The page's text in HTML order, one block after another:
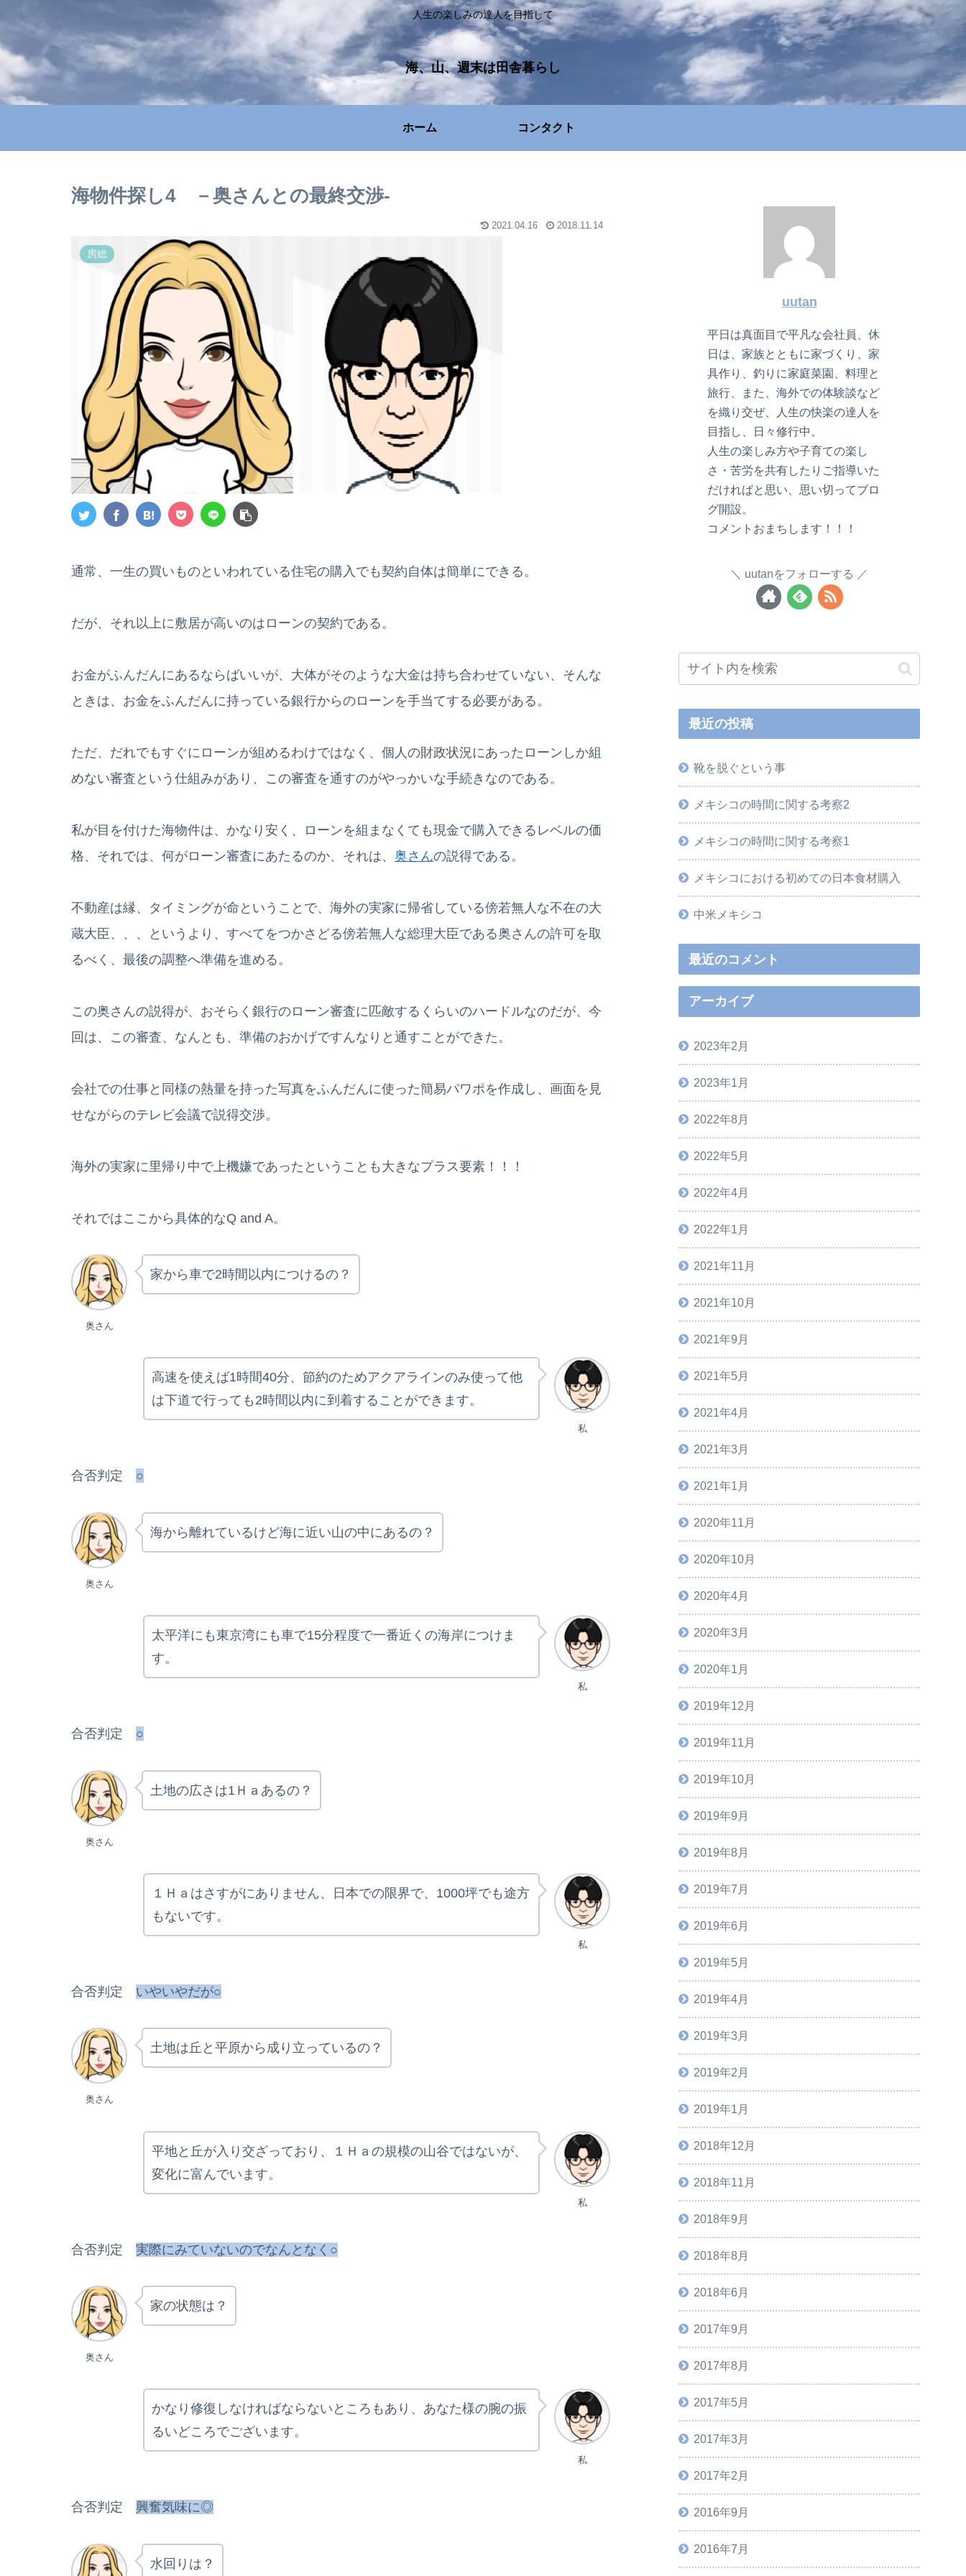
人生の楽しみの達人を目指して
海、山、週末は田舎暮らし
ホーム コンタクト
海物件探し4 －奥さんとの最終交渉‐
2021.04.16 2018.11.14
房総
通常、一生の買いものといわれている住宅の購入でも契約自体は簡単にできる。
だが、それ以上に敷居が高いのはローンの契約である。
お金がふんだんにあるならばいいが、大体がそのような大金は持ち合わせていない、そんな
ときは、お金をふんだんに持っている銀行からのローンを手当てする必要がある。
ただ、だれでもすぐにローンが組めるわけではなく、個人の財政状況にあったローンしか組
めない審査という仕組みがあり、この審査を通すのがやっかいな手続きなのである。
私が目を付けた海物件は、かなり安く、ローンを組まなくても現金で購入できるレベルの価
格、それでは、何がローン審査にあたるのか、それは、 奥さんの説得である。
不動産は縁、タイミングが命ということで、海外の実家に帰省している傍若無人な不在の大
蔵大臣、、、というより、すべてをつかさどる傍若無人な総理大臣である奥さんの許可を取
るべく、最後の調整へ準備を進める。
この奥さんの説得が、おそらく銀行のローン審査に匹敵するくらいのハードルなのだが、今
回は、この審査、なんとも、準備のおかげですんなりと通すことができた。
会社での仕事と同様の熱量を持った写真をふんだんに使った簡易パワポを作成し、画面を見
せながらのテレビ会議で説得交渉。
海外の実家に里帰り中で上機嫌であったということも大きなプラス要素！！！
それではここから具体的なQ and A。
奥さん
家から車で2時間以内につけるの？
私
高速を使えば1時間40分、節約のためアクアラインのみ使って他
は下道で行っても2時間以内に到着することができます。
合否判定 ○
奥さん
海から離れているけど海に近い山の中にあるの？
私
太平洋にも東京湾にも車で15分程度で一番近くの海岸につけま
す。
合否判定 ○
奥さん
土地の広さは1Ｈａあるの？
私
１Ｈａはさすがにありません、日本での限界で、1000坪でも途方
もないです。
合否判定 いやいやだが○
奥さん
土地は丘と平原から成り立っているの？
私
平地と丘が入り交ざっており、１Ｈａの規模の山谷ではないが、
変化に富んでいます。
合否判定 実際にみていないのでなんとなく○
奥さん
家の状態は？
私
かなり修復しなければならないところもあり、あなた様の腕の振
るいどころでございます。
合否判定 興奮気味に◎
水回りは？
uutan
平日は真面目で平凡な会社員、休
日は、家族とともに家づくり、家
具作り、釣りに家庭菜園、料理と
旅行、また、海外での体験談など
を織り交ぜ、人生の快楽の達人を
目指し、日々修行中。
人生の楽しみ方や子育ての楽し
さ・苦労を共有したりご指導いた
だければと思い、思い切ってブロ
グ開設。
コメントおまちします！！！
uutanをフォローする
最近の投稿
靴を脱ぐという事
メキシコの時間に関する考察2
メキシコの時間に関する考察1
メキシコにおける初めての日本食材購入
中米メキシコ
最近のコメント
アーカイブ
2023年2月
2023年1月
2022年8月
2022年5月
2022年4月
2022年1月
2021年11月
2021年10月
2021年9月
2021年5月
2021年4月
2021年3月
2021年1月
2020年11月
2020年10月
2020年4月
2020年3月
2020年1月
2019年12月
2019年11月
2019年10月
2019年9月
2019年8月
2019年7月
2019年6月
2019年5月
2019年4月
2019年3月
2019年2月
2019年1月
2018年12月
2018年11月
2018年9月
2018年8月
2018年6月
2017年9月
2017年8月
2017年5月
2017年3月
2017年2月
2016年9月
2016年7月